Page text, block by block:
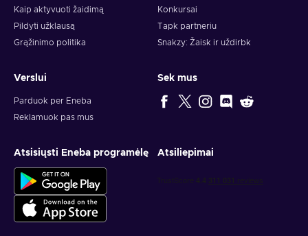
Kaip aktyvuoti žaidimą
Pildyti užklausą
Grąžinimo politika
Konkursai
Tapk partneriu
Snakzy: Žaisk ir uždirbk
Verslui
Parduok per Eneba
Reklamuok pas mus
Sek mus
Atsisiųsti Eneba programėlę Atsiliepimai